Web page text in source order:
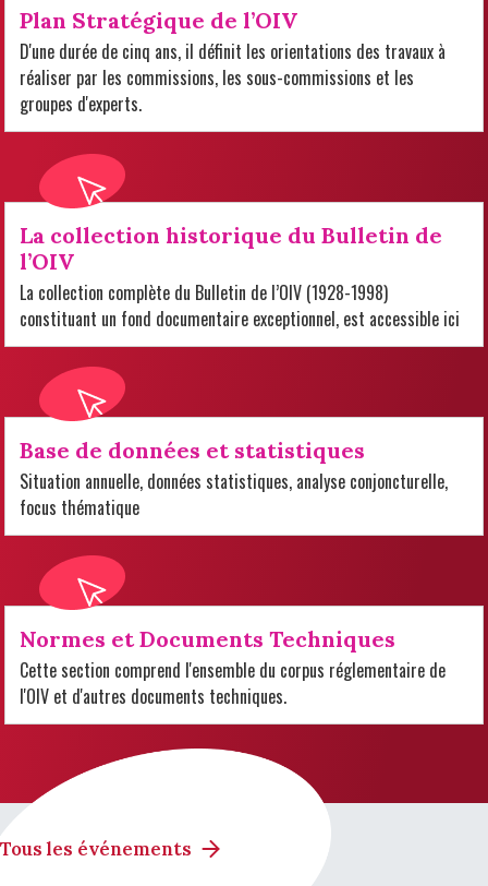
Plan Stratégique de l’OIV
D'une durée de cinq ans, il définit les orientations des travaux à
réaliser par les commissions, les sous-commissions et les
groupes d'experts.
La collection historique du Bulletin de
l’OIV
La collection complète du Bulletin de l’OIV (1928-1998)
constituant un fond documentaire exceptionnel, est accessible ici
Base de données et statistiques
Situation annuelle, données statistiques, analyse conjoncturelle,
focus thématique
Normes et Documents Techniques
Cette section comprend l'ensemble du corpus réglementaire de
l'OIV et d'autres documents techniques.
Tous les événements